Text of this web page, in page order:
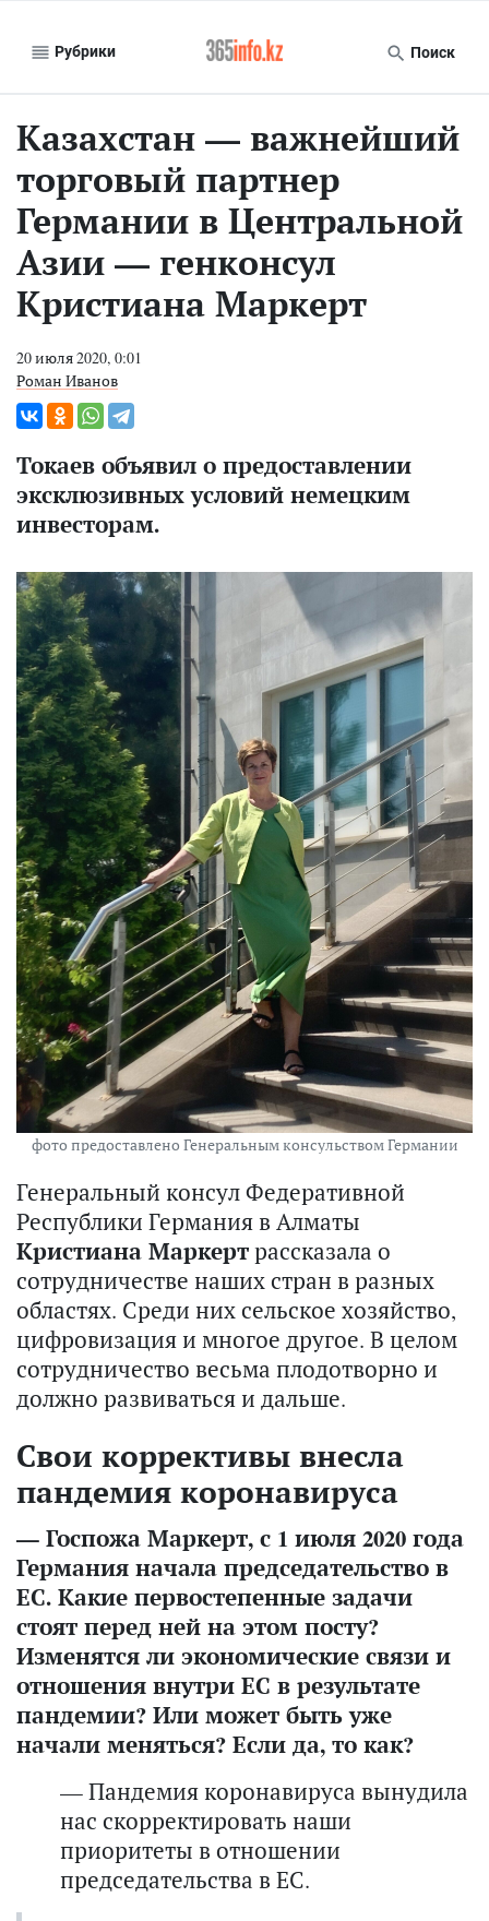
Рубрики Поиск
Казахстан — важнейший
торговый партнер
Германии в Центральной
Азии — генконсул
Кристиана Маркерт
20 июля 2020, 0:01
Роман Иванов
Токаев объявил о предоставлении
эксклюзивных условий немецким
инвесторам.
фото предоставлено Генеральным консульством Германии
Генеральный консул Федеративной
Республики Германия в Алматы
Кристиана Маркертрассказала о
сотрудничестве наших стран в разных
областях. Среди них сельское хозяйство,
цифровизация и многое другое. В целом
сотрудничество весьма плодотворно и
должно развиваться и дальше.
Свои коррективы внесла
пандемия коронавируса
— Госпожа Маркерт, с 1 июля 2020 года
Германия начала председательство в
ЕС. Какие первостепенные задачи
стоят перед ней на этом посту?
Изменятся ли экономические связи и
отношения внутри ЕС в результате
пандемии? Или может быть уже
начали меняться? Если да, то как?
— Пандемия коронавируса вынудила
нас скорректировать наши
приоритеты в отношении
председательства в ЕС.